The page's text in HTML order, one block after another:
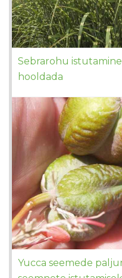
Sebrarohu
hooldada
Yucca seemede